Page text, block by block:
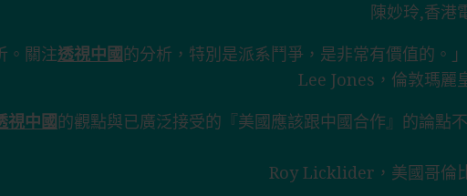
陳妙玲,香港
。關注透視中國的分析，特別是派系鬥爭，是非常有價值的。」
Lee Jones，倫敦瑪麗
視中國的觀點與已廣泛接受的『美國應該跟中國合作』的論點
Roy Licklider，美國哥倫